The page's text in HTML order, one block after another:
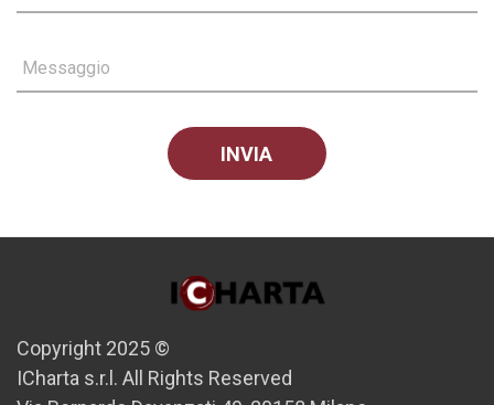
Messaggio
Copyright 2025 ©
ICharta s.r.l. All Rights Reserved